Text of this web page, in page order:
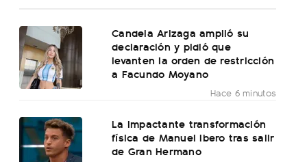
Candela Arizaga amplió su
declaración y pidió que
levanten la orden de restricción
a Facundo Moyano
Hace 6 minutos
La impactante transformación
física de Manuel Ibero tras salir
de Gran Hermano